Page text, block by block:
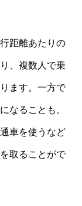
距離あたりの
、複数人で乗
ます。一方で
なることも。
車を使うなど
取ることがで